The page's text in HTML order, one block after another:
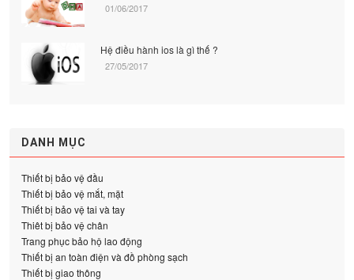
01/06/2017
Hệ điều hành ios là gì thế ?
27/05/2017
DANH MỤC
Thiết bị bảo vệ đầu
Thiết bị bảo vệ mắt, mặt
Thiết bị bảo vệ tai và tay
Thiêt bị bảo vệ chân
Trang phục bảo hộ lao động
Thiết bị an toàn điện và đồ phòng sạch
Thiết bị giao thông